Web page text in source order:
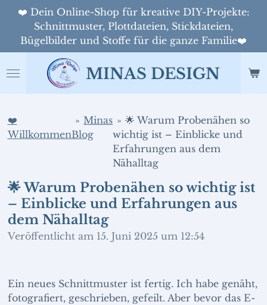
Zum
Hauptinhalt
springen
MINAS DESIGN
❤️ Dein Online-Shop für kreative DIY-Projekte:
Schnittmuster, Plottdateien, Stickdateien,
Bügelbilder und Stoffe für die ganze Familie❤️
❤️
Willkommen
» Minas
Blog
» 🌟 Warum Probenähen so
wichtig ist – Einblicke und
Erfahrungen aus dem
Nähalltag
🌟 Warum Probenähen so wichtig ist
– Einblicke und Erfahrungen aus
dem Nähalltag
Veröffentlicht am 15. Juni 2025 um 12:54
Ein neues Schnittmuster ist fertig. Ich habe genäht,
fotografiert, geschrieben, gefeilt. Aber bevor das E-